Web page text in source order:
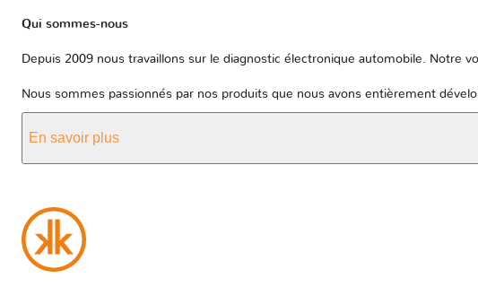
Qui sommes-nous
Depuis 2009 nous travaillons sur le diagnostic électronique automobile. Notre
Nous sommes passionnés par nos produits que nous avons entièrement
En savoir plus